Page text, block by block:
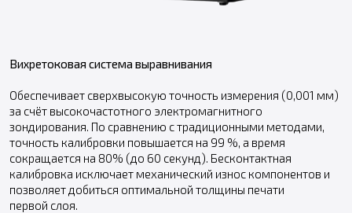
Вихретоковая система выравнивания
Обеспечивает сверхвысокую точность измерения (0,001 мм)
за счёт высокочастотного электромагнитного
зондирования. По сравнению с традиционными методами,
точность калибровки повышается на 99 %, а время
сокращается на 80% (до 60 секунд). Бесконтактная
калибровка исключает механический износ компонентов и
позволяет добиться оптимальной толщины печати
первой слоя.